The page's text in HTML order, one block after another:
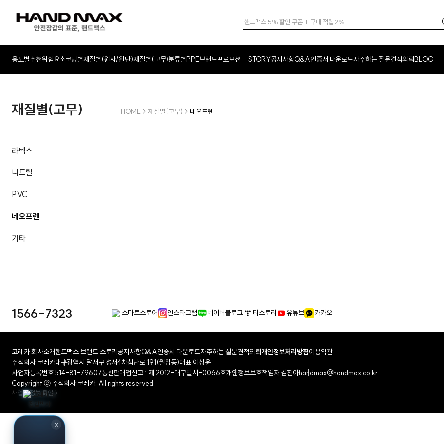
용도별추천위험요소코팅별재질별(원사/원단)재질별(고무)분류별PPE브랜드프로모션 STORY공지사항Q&A인증서 다운로드자주하는 질문견적의뢰BLOG
×
재질별(고무)
라텍스
니트릴
PVC
네오프렌
기타
HOME > 재질별(고무) > 네오프렌
1566-7323 스마트스토어 인스타그램 네이버블로그 티스토리 유튜브 카카오
코레카 회사소개핸드맥스 브랜드 스토리공지사항Q&A인증서 다운로드자주하는 질문견적의뢰개인정보처리방침이용약관
주식회사 코레카대구광역시 달서구 성서4차첨단로 191(월암동)대표 이상윤
사업자등록번호 514-81-79607통신판매업신고 : 제 2012-대구달서-0066호개인정보보호책임자 김진아handmax@handmax.co.kr
Copyright ⓒ 주식회사 코레카. All rights reserved.
사업자 정보 확인 >